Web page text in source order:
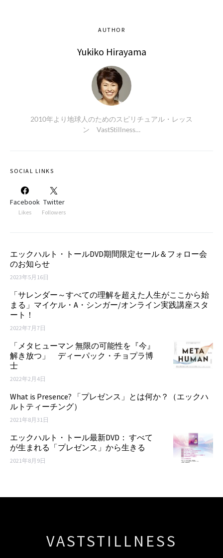
AUTHOR
Yukiko Hirayama
2010年より地球人のためのスピリチュアル・レッス
ン VastStillness…
SOCIAL LINKS
Facebook
Likes
Twitter
Followers
エックハルト・トールDVD期間限定セール＆フォロー会
のお知らせ
2023年5月16日
「サレンダー～すべての理解を超えた人生がここから始
まる」マイケル・A・シンガー/オンライン実践講座スタ
ート！
2022年7月7日
「メタヒューマン 無限の可能性を『今』
解き放つ」 ディーパック・チョプラ博
士
2022年2月4日
What is Presence? 「プレゼンス」とは何か？（エックハ
ルトティーチング）
2021年8月31日
エックハルト・トール最新DVD： すべて
が生まれる「プレゼンス」から生きる
2021年8月9日
VASTSTILLNESS